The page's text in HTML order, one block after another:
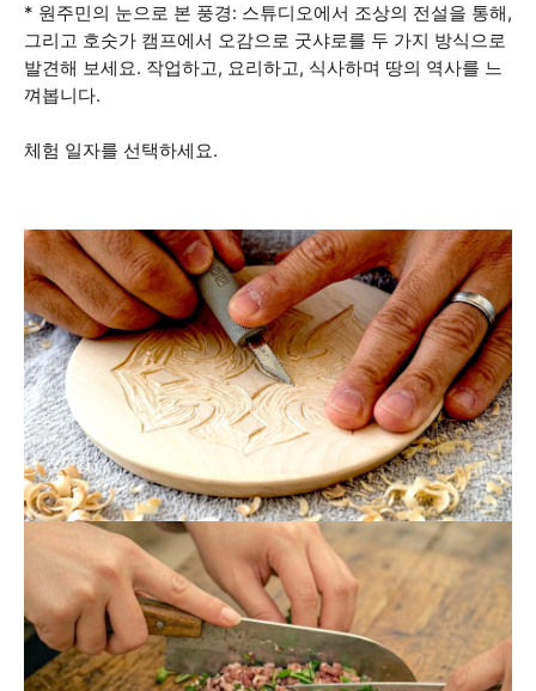
* 원주민의 눈으로 본 풍경: 스튜디오에서 조상의 전설을 통해,
그리고 호숫가 캠프에서 오감으로 굿샤로를 두 가지 방식으로
발견해 보세요. 작업하고, 요리하고, 식사하며 땅의 역사를 느
껴봅니다.
체험 일자를 선택하세요.